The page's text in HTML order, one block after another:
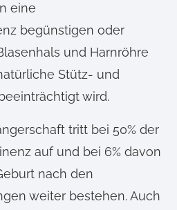
eine
begünstigen oder
und Harnröhre
Stütz- und
wird.
tritt bei 50% der
auf und bei 6% davon
nach den
weiter bestehen. Auch